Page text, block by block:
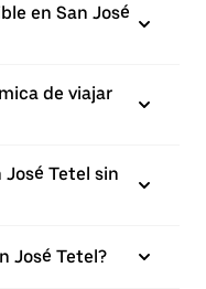
en San José
de viajar
José Tetel sin
José Tetel?